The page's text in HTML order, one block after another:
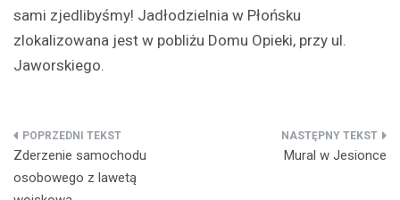
sami zjedlibyśmy! Jadłodzielnia w Płońsku
zlokalizowana jest w pobliżu Domu Opieki, przy ul.
Jaworskiego.
Nawigacja
wpisu
Zderzenie samochodu
osobowego z lawetą
Mural w Jesionce